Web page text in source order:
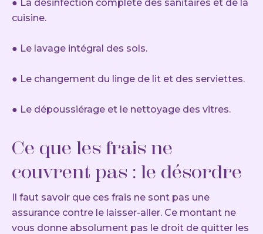
● La désinfection complète des sanitaires et de la
cuisine.
● Le lavage intégral des sols.
● Le changement du linge de lit et des serviettes.
● Le dépoussiérage et le nettoyage des vitres.
Ce que les frais ne
couvrent pas : le désordre
Il faut savoir que ces frais ne sont pas une
assurance contre le laisser-aller. Ce montant ne
vous donne absolument pas le droit de quitter les